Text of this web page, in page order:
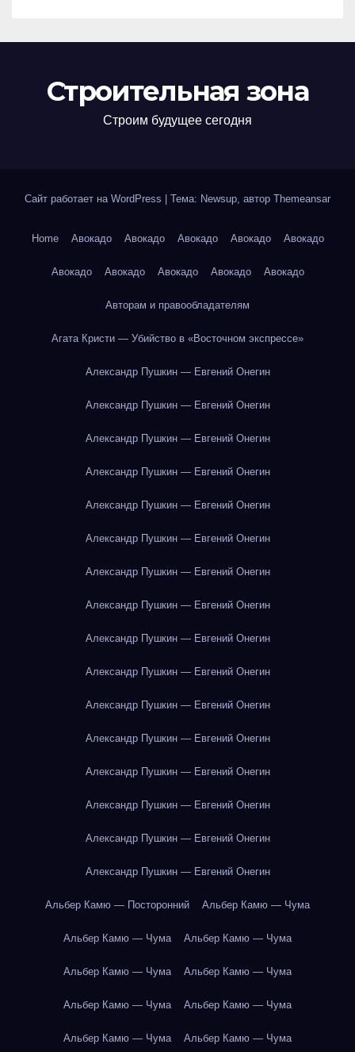
Строительная зона
Строим будущее сегодня
Сайт работает на WordPress | Тема: Newsup, автор Themeansar
Home Авокадо Авокадо Авокадо Авокадо Авокадо
Авокадо Авокадо Авокадо Авокадо Авокадо
Авторам и правообладателям
Агата Кристи — Убийство в «Восточном экспрессе»
Александр Пушкин — Евгений Онегин
Александр Пушкин — Евгений Онегин
Александр Пушкин — Евгений Онегин
Александр Пушкин — Евгений Онегин
Александр Пушкин — Евгений Онегин
Александр Пушкин — Евгений Онегин
Александр Пушкин — Евгений Онегин
Александр Пушкин — Евгений Онегин
Александр Пушкин — Евгений Онегин
Александр Пушкин — Евгений Онегин
Александр Пушкин — Евгений Онегин
Александр Пушкин — Евгений Онегин
Александр Пушкин — Евгений Онегин
Александр Пушкин — Евгений Онегин
Александр Пушкин — Евгений Онегин
Александр Пушкин — Евгений Онегин
Альбер Камю — Посторонний Альбер Камю — Чума
Альбер Камю — Чума Альбер Камю — Чума
Альбер Камю — Чума Альбер Камю — Чума
Альбер Камю — Чума Альбер Камю — Чума
Альбер Камю — Чума Альбер Камю — Чума